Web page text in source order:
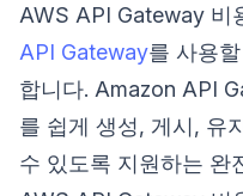
AWS API Gateway 비
API Gateway를 사용
합니다. Amazon API
를 쉽게 생성, 게시, 유
수 있도록 지원하는 완